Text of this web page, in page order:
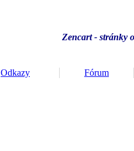
Zencart - stránky
Odkazy Fórum